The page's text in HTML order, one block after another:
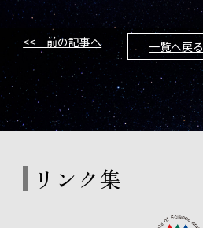
<< 前の記事へ 一覧へ戻る
リンク集